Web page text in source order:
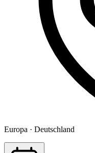
Europa · Deutschland